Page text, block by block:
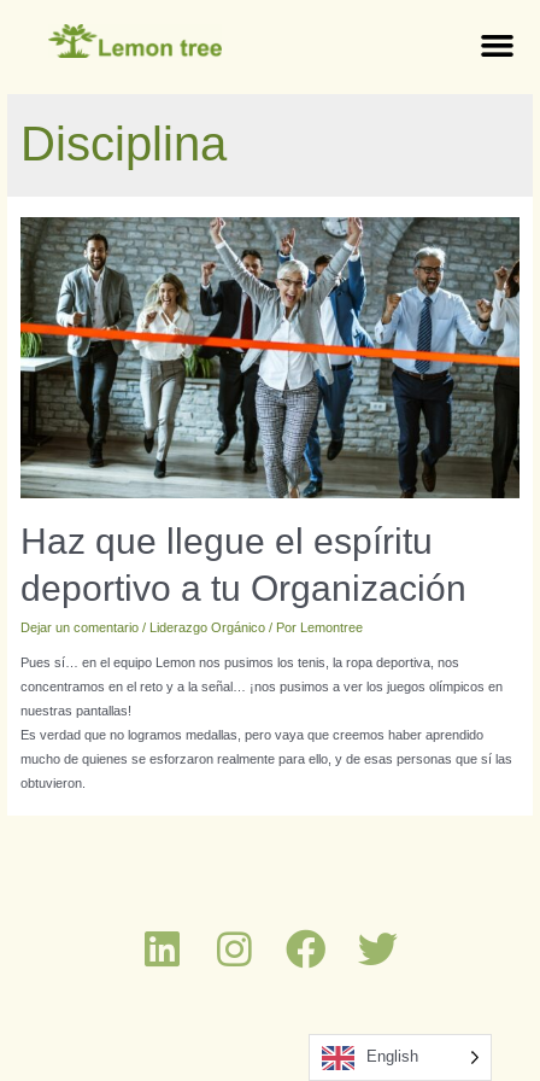
Disciplina
Haz que llegue el espíritu
deportivo a tu Organización
Dejar un comentario / Liderazgo Orgánico/ Por Lemontree
Pues sí… en el equipo Lemon nos pusimos los tenis, la ropa deportiva, nos
concentramos en el reto y a la señal… ¡nos pusimos a ver los juegos olímpicos en
nuestras pantallas!
Es verdad que no logramos medallas, pero vaya que creemos haber aprendido
mucho de quienes se esforzaron realmente para ello, y de esas personas que sí las
obtuvieron.
English